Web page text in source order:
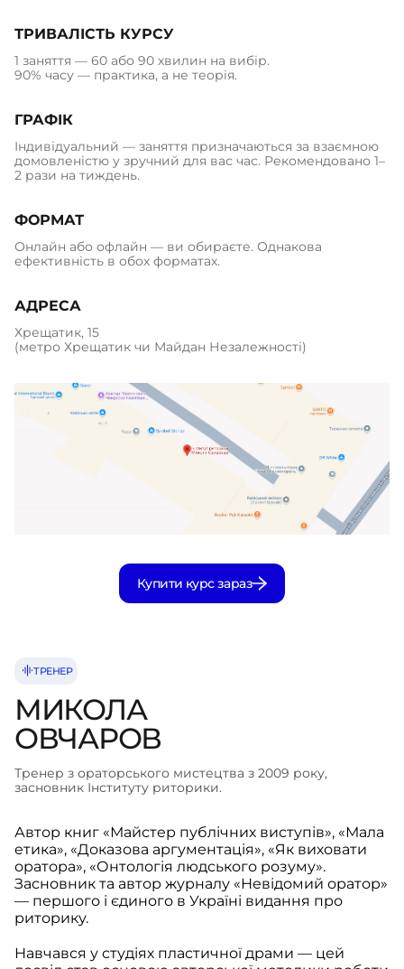
ТРИВАЛІСТЬ КУРСУ
1 заняття — 60 або 90 хвилин на вибір.
90% часу — практика, а не теорія.
ГРАФІК
Індивідуальний — заняття призначаються за взаємною
домовленістю у зручний для вас час. Рекомендовано 1–
2 рази на тиждень.
ФОРМАТ
Онлайн або офлайн — ви обираєте. Однакова
ефективність в обох форматах.
АДРЕСА
Хрещатик, 15
(метро Хрещатик чи Майдан Незалежності)
Купити курс зараз
ТРЕНЕР
МИКОЛА
ОВЧАРОВ
Тренер з ораторського мистецтва з 2009 року,
засновник Інституту риторики.
Автор книг «Майстер публічних виступів», «Мала
етика», «Доказова аргументація», «Як виховати
оратора», «Онтологія людського розуму».
Засновник та автор журналу «Невідомий оратор»
— першого і єдиного в Україні видання про
риторику.
Навчався у студіях пластичної драми — цей